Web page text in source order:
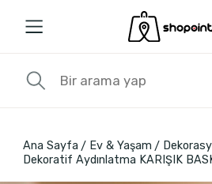
Ana Sayfa Ev & Yaşam
Dekoratif Aydınlatma KARIŞIK